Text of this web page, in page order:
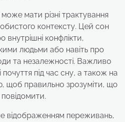
мати різні трактування
контексту. Цей сон
внутрішні конфлікти,
людьми або навіть про
та незалежності. Важливо
під час сну, а також на
щоб правильно зрозуміти, що
відображенням переживань,